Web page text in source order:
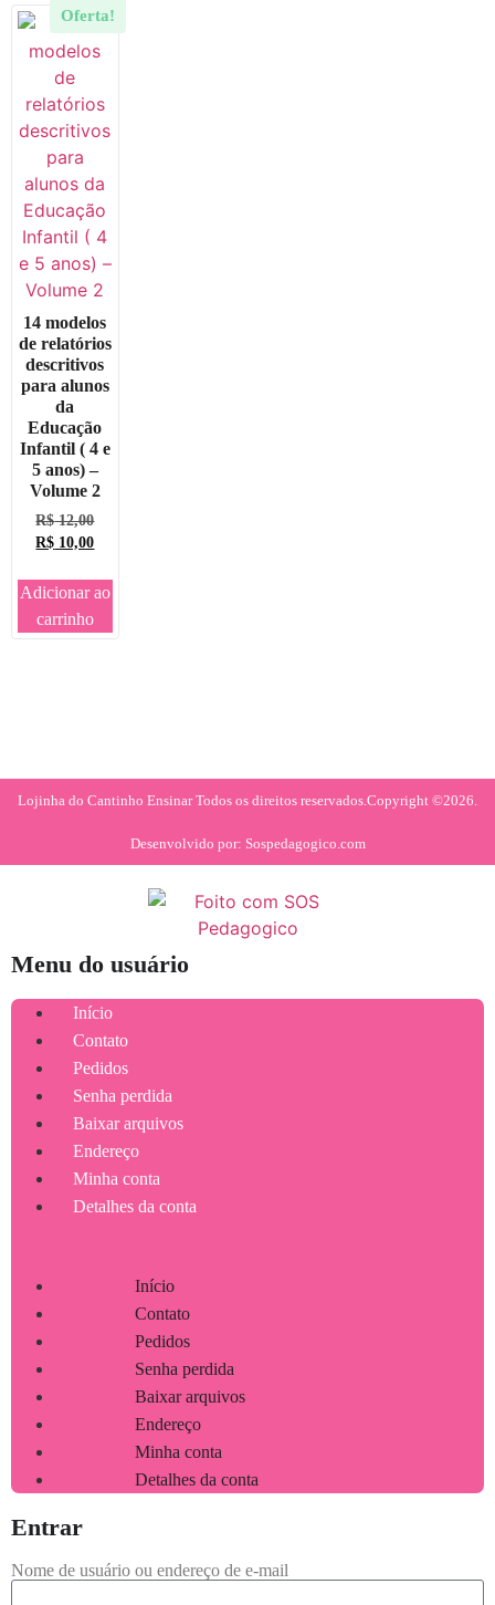
Oferta!
14 modelos
de relatórios
descritivos
para alunos
da
Educação
Infantil ( 4 e
5 anos) –
Volume 2
R$12,00
R$ 10,00
Adicionar ao
carrinho
Lojinha do Cantinho Ensinar Todos os direitos reservados. Copyright ©2026.
Desenvolvido por: Sospedagogico.com
Menu do usuário
Início
Contato
Pedidos
Senha perdida
Baixar arquivos
Endereço
Minha conta
Detalhes da conta
Início
Contato
Pedidos
Senha perdida
Baixar arquivos
Endereço
Minha conta
Detalhes da conta
Entrar
Nome de usuário ou endereço de e-mail